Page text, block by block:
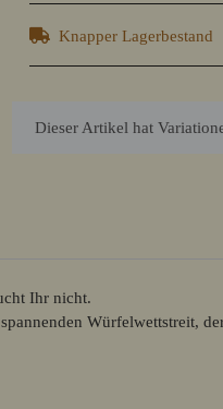
Knapper Lagerbestand
x
Dieser Artikel hat
Ihr nicht.
Würfelwettstreit,